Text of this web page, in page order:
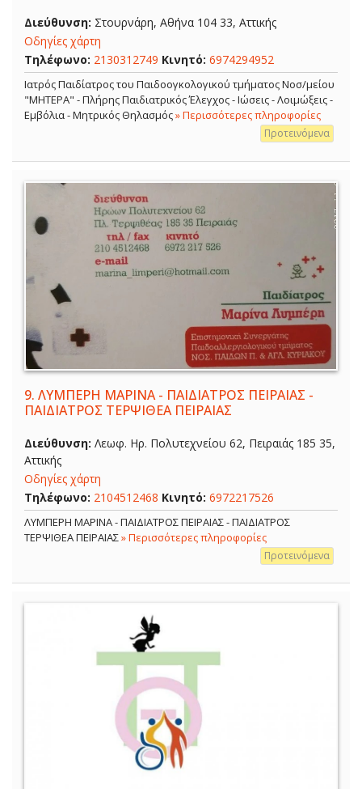
Διεύθυνση: Στουρνάρη, Αθήνα 104 33, Αττικής
Οδηγίες χάρτη
Τηλέφωνο: 2130312749 Κινητό: 6974294952
Ιατρός Παιδίατρος του Παιδοογκολογικού τμήματος Νοσ/μείου
"ΜΗΤΕΡΑ" - Πλήρης Παιδιατρικός Έλεγχος - Ιώσεις - Λοιμώξεις -
Εμβόλια - Μητρικός Θηλασμός» Περισσότερες πληροφορίες
Προτεινόμενα
9. ΛΥΜΠΕΡΗ ΜΑΡΙΝΑ - ΠΑΙΔΙΑΤΡΟΣ ΠΕΙΡΑΙΑΣ -
ΠΑΙΔΙΑΤΡΟΣ ΤΕΡΨΙΘΕΑ ΠΕΙΡΑΙΑΣ
Διεύθυνση: Λεωφ. Ηρ. Πολυτεχνείου 62, Πειραιάς 185 35,
Αττικής
Οδηγίες χάρτη
Τηλέφωνο: 2104512468 Κινητό: 6972217526
ΛΥΜΠΕΡΗ ΜΑΡΙΝΑ - ΠΑΙΔΙΑΤΡΟΣ ΠΕΙΡΑΙΑΣ - ΠΑΙΔΙΑΤΡΟΣ
ΤΕΡΨΙΘΕΑ ΠΕΙΡΑΙΑΣ» Περισσότερες πληροφορίες
Προτεινόμενα